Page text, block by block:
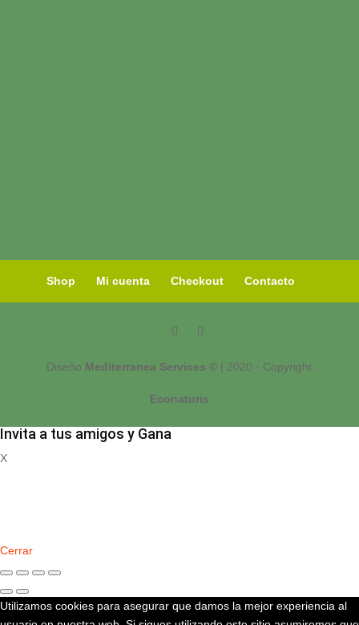
Shop Mi cuenta Checkout Contacto
Diseño Mediterranea Services © | 2020 - Copyright
Econaturis
Invita a tus amigos y Gana
X
Cerrar
Utilizamos cookies para asegurar que damos la mejor experiencia al